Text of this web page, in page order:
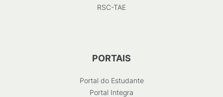
RSC-TAE
PORTAIS
Portal do Estudante
Portal Integra